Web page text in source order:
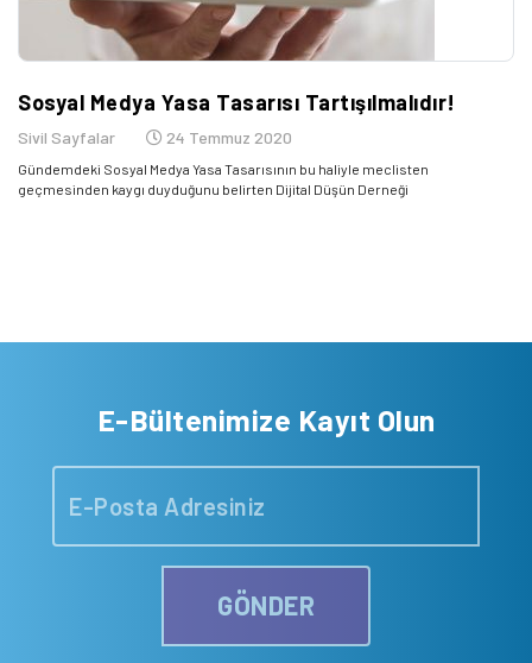
Sosyal Medya Yasa Tasarısı Tartışılmalıdır!
Sivil Sayfalar 24 Temmuz 2020
Gündemdeki Sosyal Medya Yasa Tasarısının bu haliyle meclisten
geçmesinden kaygı duyduğunu belirten Dijital Düşün Derneği
E-Bültenimize Kayıt Olun
GÖNDER